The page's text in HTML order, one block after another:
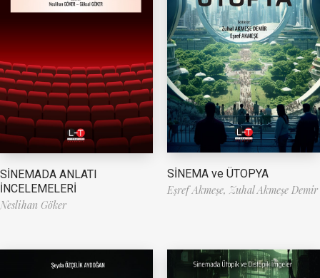
SİNEMADA ANLATI
İNCELEMELERİ
Neslihan Göker
SİNEMA ve ÜTOPYA
Eşref Akmeşe, Zuhal Akmeşe Demir